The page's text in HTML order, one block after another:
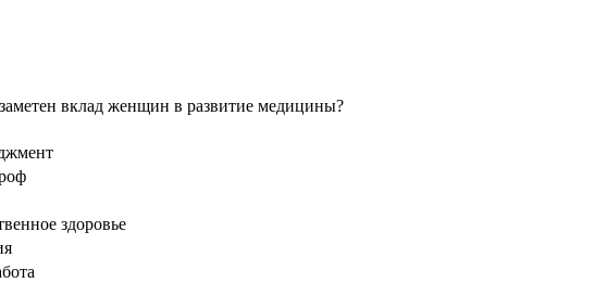
вклад женщин в развитие медицины?
здоровье